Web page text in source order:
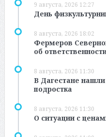
9 августа, 2026 12:27
День
8 августа, 2026 18:02
Фермеров
об
8 августа, 2026 11:30
В Дагестане
подростка
8 августа, 2026 11:30
О ситуации с